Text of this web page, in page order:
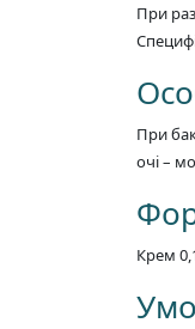
При
При
очі –
Крем